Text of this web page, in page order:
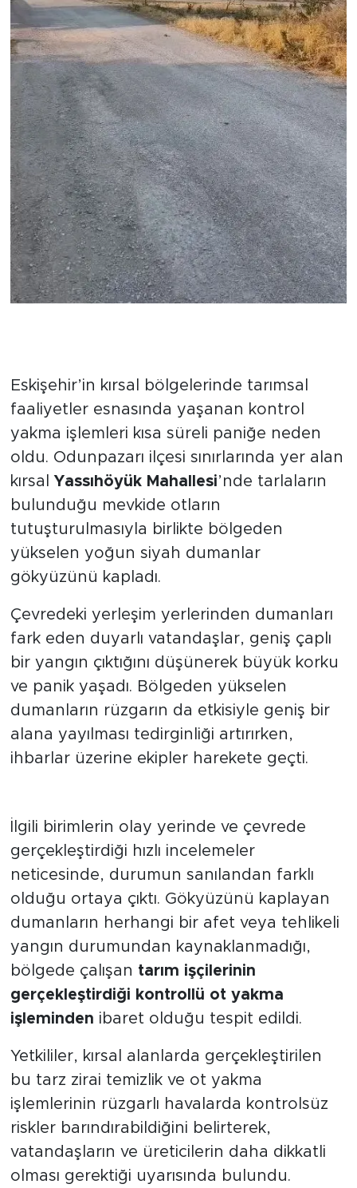
Eskişehir’in kırsal bölgelerinde tarımsal
faaliyetler esnasında yaşanan kontrol
yakma işlemleri kısa süreli paniğe neden
oldu. Odunpazarı ilçesi sınırlarında yer alan
kırsalYassıhöyük Mahallesi’nde tarlaların
bulunduğu mevkide otların
tutuşturulmasıyla birlikte bölgeden
yükselen yoğun siyah dumanlar
gökyüzünü kapladı.
Çevredeki yerleşim yerlerinden dumanları
fark eden duyarlı vatandaşlar, geniş çaplı
bir yangın çıktığını düşünerek büyük korku
ve panik yaşadı. Bölgeden yükselen
dumanların rüzgarın da etkisiyle geniş bir
alana yayılması tedirginliği artırırken,
ihbarlar üzerine ekipler harekete geçti.
Anlaşıldı
İlgili birimlerin olay yerinde ve çevrede
gerçekleştirdiği hızlı incelemeler
neticesinde, durumun sanılandan farklı
olduğu ortaya çıktı. Gökyüzünü kaplayan
dumanların herhangi bir afet veya tehlikeli
yangın durumundan kaynaklanmadığı,
bölgede çalışantarım işçilerinin
gerçekleştirdiği kontrollü ot yakma
Yetkililer, kırsal alanlarda gerçekleştirilen
bu tarz zirai temizlik ve ot yakma
işlemlerinin rüzgarlı havalarda kontrolsüz
riskler barındırabildiğini belirterek,
vatandaşların ve üreticilerin daha dikkatli